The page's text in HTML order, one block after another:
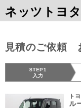
ネッツトヨ
見積のご依頼
STEP1
入力
ト
ル